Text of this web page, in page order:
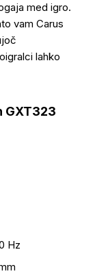
med igro.
vam Carus
lahko
GXT323
Hz